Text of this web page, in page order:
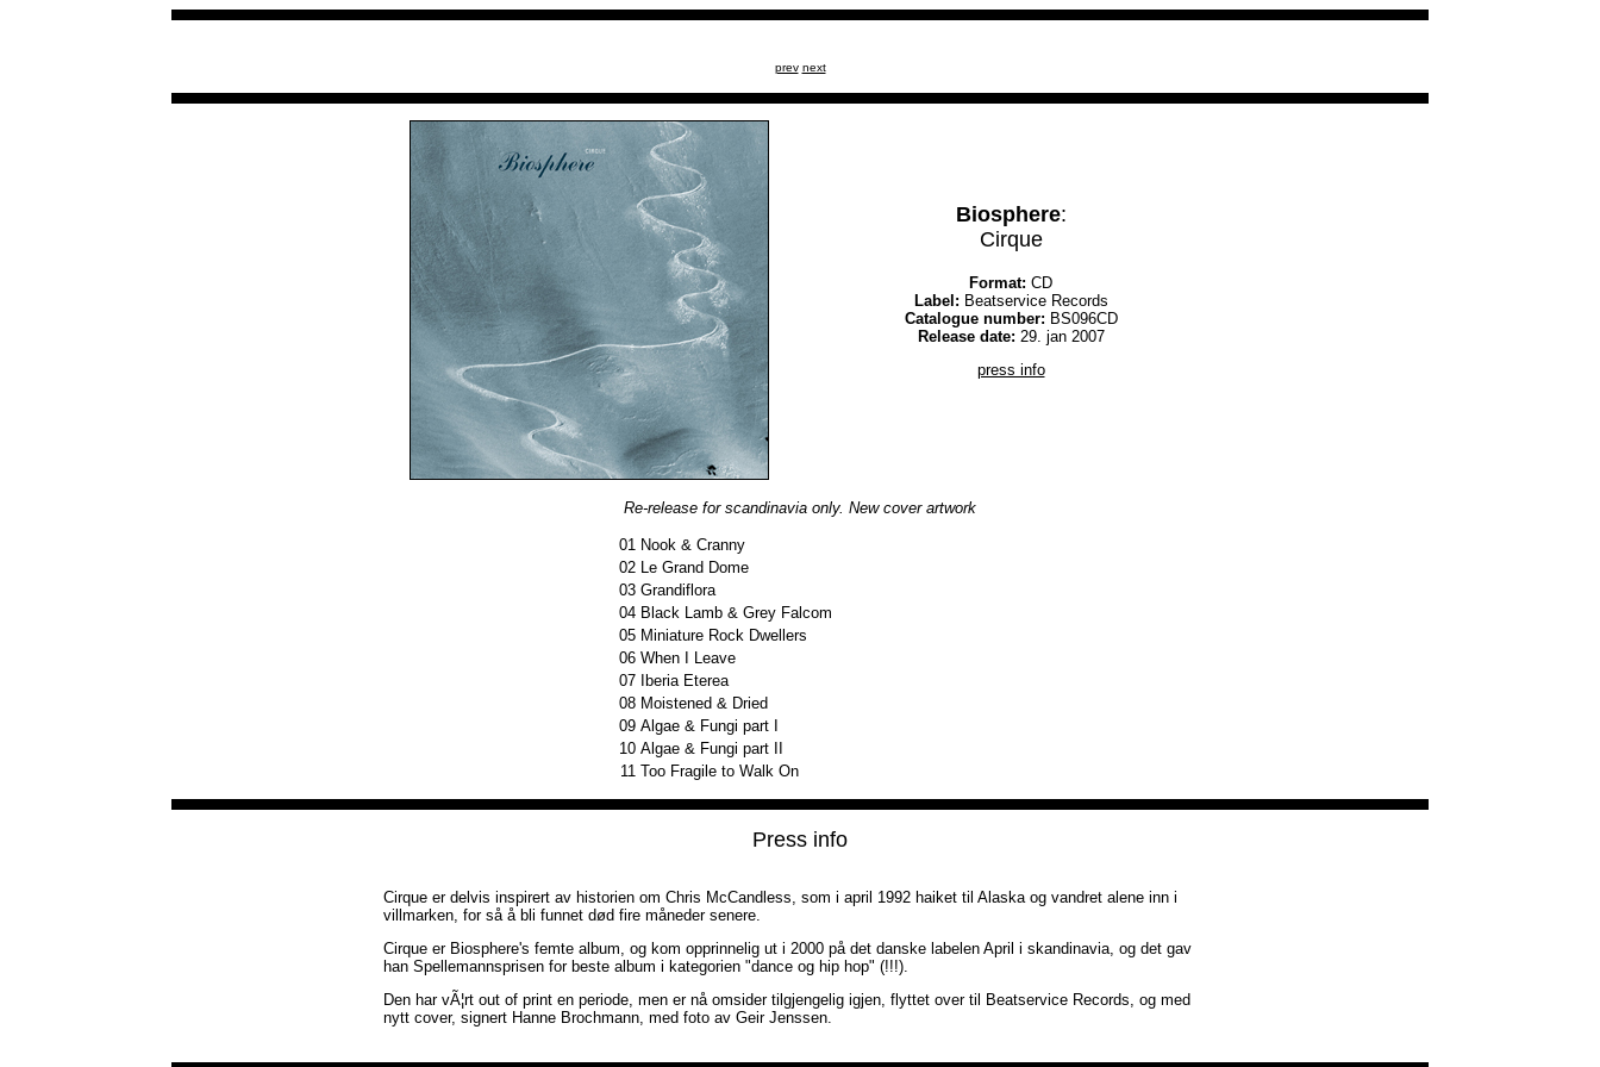
prev next
Biosphere:
Cirque
Format: CD
Label: Beatservice Records
Catalogue number: BS096CD
Release date: 29. jan 2007
press info
Re-release for scandinavia only. New cover artwork
01 Nook & Cranny
02 Le Grand Dome
03 Grandiflora
04 Black Lamb & Grey Falcom
05 Miniature Rock Dwellers
06 When I Leave
07
Iberia Eterea
08 Moistened & Dried
09 Algae & Fungi part I
10 Algae & Fungi part II
11 Too Fragile to Walk On
Press info
Cirque er delvis inspirert av historien om Chris McCandless, som i april 1992 haiket til Alaska og vandret alene inn i
villmarken, for så å bli funnet død fire måneder senere.
Cirque er Biosphere's femte album, og kom opprinnelig ut i 2000 på det danske labelen April i skandinavia, og det gav
han Spellemannsprisen for beste album i kategorien "dance og hip hop" (!!!).
Den har vÃ¦rt out of print en periode, men er nå omsider tilgjengelig igjen, flyttet over til Beatservice Records, og med
nytt cover, signert Hanne Brochmann, med foto av Geir Jenssen.